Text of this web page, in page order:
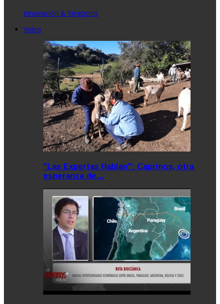
Innovación & Negocios
Video
"Las Expertas Hablan": Caprinos, otra
esperanza de…